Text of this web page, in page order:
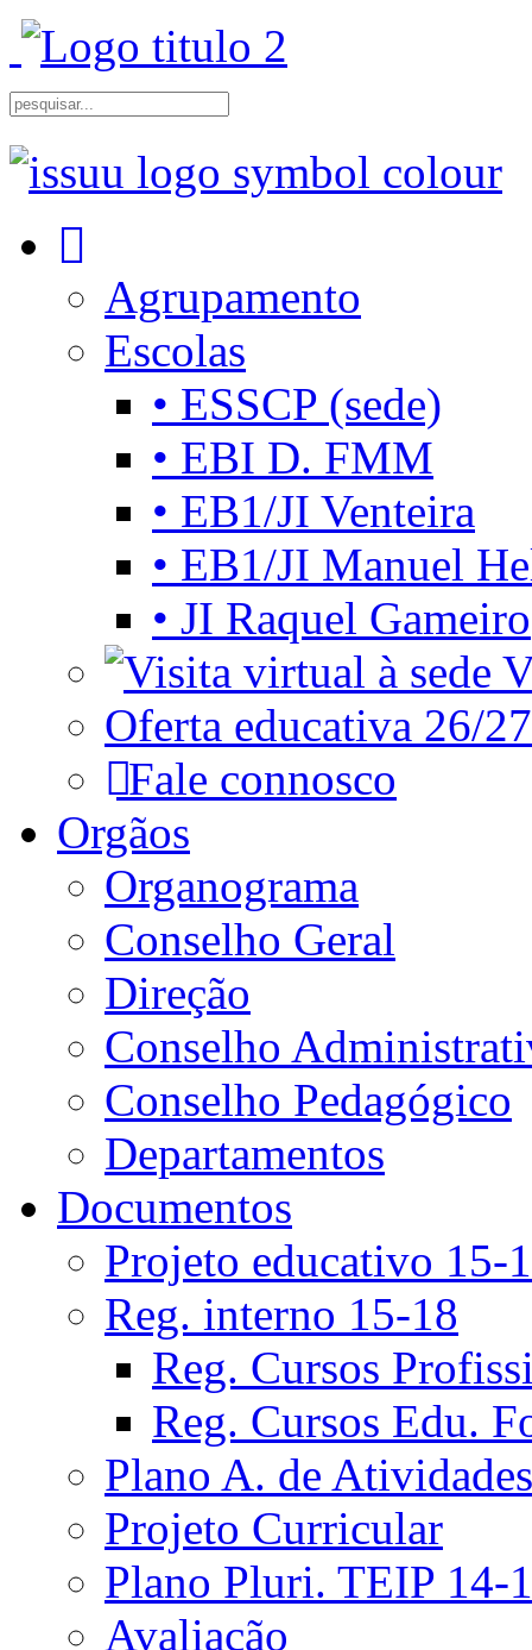
Agrupamento
Escolas
• ESSCP (sede)
• EBI D. FMM
• EB1/JI Venteira
• EB1/JI Manuel
• JI Raquel Gameiro
Oferta educativa 26/27
Fale connosco
Orgãos
Organograma
Conselho Geral
Direção
Conselho
Conselho Pedagógico
Departamentos
Documentos
Projeto educativo 15-
Reg. interno 15-18
Reg. Cursos
Reg. Cursos Edu.
Plano A. de Atividades
Projeto Curricular
Plano Pluri. TEIP 14-
Avaliação